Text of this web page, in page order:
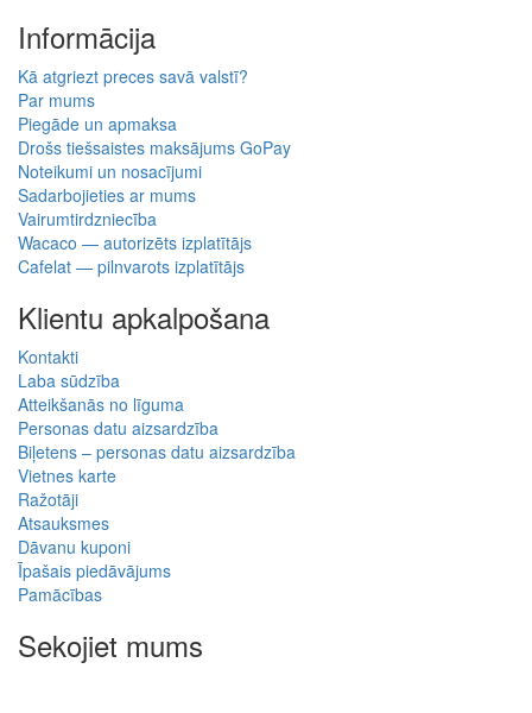
Informācija
Kā atgriezt preces savā valstī?
Par mums
Piegāde un apmaksa
Drošs tiešsaistes maksājums GoPay
Noteikumi un nosacījumi
Sadarbojieties ar mums
Vairumtirdzniecība
Wacaco — autorizēts izplatītājs
Cafelat — pilnvarots izplatītājs
Klientu apkalpošana
Kontakti
Laba sūdzība
Atteikšanās no līguma
Personas datu aizsardzība
Biļetens – personas datu aizsardzība
Vietnes karte
Ražotāji
Atsauksmes
Dāvanu kuponi
Īpašais piedāvājums
Pamācības
Sekojiet mums